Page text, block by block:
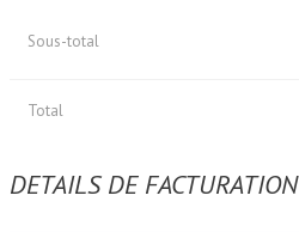
Sous-total
Total
DETAILS DE FACTURATION